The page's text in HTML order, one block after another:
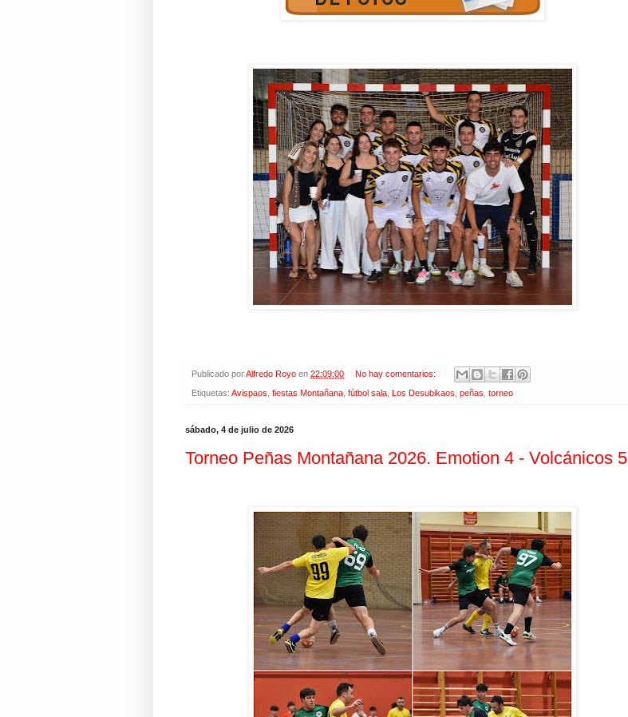
Publicado porAlfredo Royo en 22:09:00 No hay comentarios:
Etiquetas: Avispaos, fiestas Montañana, fútbol sala, Los Desubikaos, peñas, torneo
sábado, 4 de julio de 2026
Torneo Peñas Montañana 2026. Emotion 4 - Volcánicos 5